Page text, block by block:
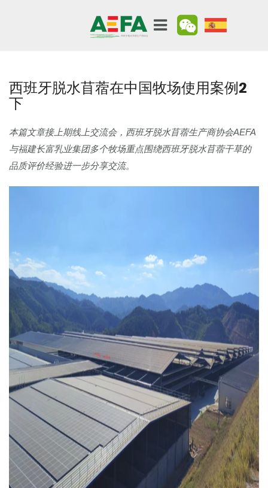
西班牙脱水苜蓿在中国牧场使用案例2
下
本篇文章接上期线上交流会，西班牙脱水苜蓿生产商协会AEFA
与福建长富乳业集团多个牧场重点围绕西班牙脱水苜蓿干草的
品质评价经验进一步分享交流。